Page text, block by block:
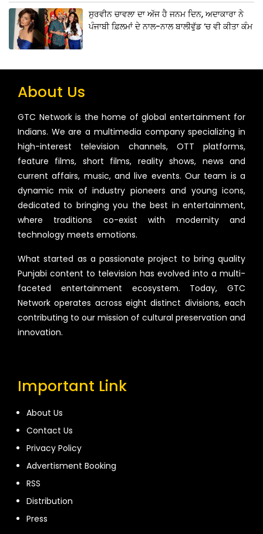
ਸੁਰਵੀਨ ਚਾਵਲਾ ਦਾ ਅੱਜ ਹੈ ਜਨਮ ਦਿਨ, ਅਦਾਕਾਰਾ ਨੇ
ਪੰਜਾਬੀ ਫ਼ਿਲਮਾਂ ਦੇ ਨਾਲ-ਨਾਲ ਬਾਲੀਵੁੱਡ ‘ਚ ਵੀ ਕੀਤਾ ਕੰਮ
About Us
GTC Network is the home of global entertainment for
Indians. We are a multimedia company specializing in
high-interest television channels, OTT platforms,
feature films, short films, reality shows, news and
current affairs, music, and live events. Our team is a
dynamic mix of industry pioneers and young icons,
dedicated to bringing you the best in entertainment,
where traditions co-exist with modernity and
technology meets emotions.
What started as a passionate project to bring quality
Punjabi content to television has evolved into a multi-
faceted entertainment ecosystem. Today, GTC
Network operates across eight distinct divisions, each
contributing to our mission of cultural preservation and
innovation.
Important Link
About Us
Contact Us
Privacy Policy
Advertisment Booking
RSS
Distribution
Press